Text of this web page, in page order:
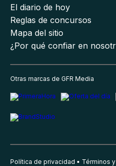
El diario de hoy
Reglas de concursos
Mapa del sitio
¿Por qué confiar en
Otras marcas de GFR Media
Política de privacidad Términos